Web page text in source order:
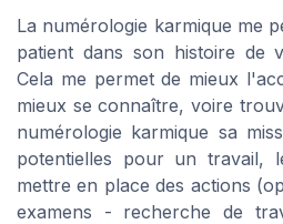
La numérologie karmique me
patient dans son histoire de
Cela me permet de mieux
mieux se connaître, voire
numérologie karmique sa
potentielles pour un travail,
mettre en place des actions
examens - recherche de